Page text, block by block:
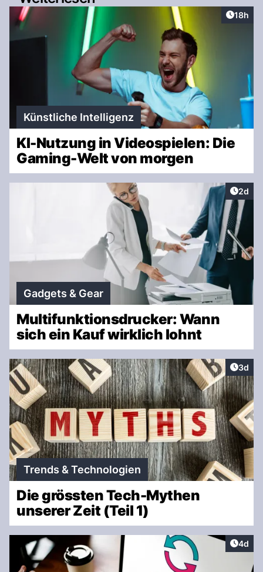
Artikel
18h
Künstliche Intelligenz
KI-Nutzung in Videospielen: Die
Gaming-Welt von morgen
2d
Gadgets & Gear
Multifunktionsdrucker: Wann
sich ein Kauf wirklich lohnt
3d
Trends & Technologien
Die grössten Tech-Mythen
unserer Zeit (Teil 1)
4d